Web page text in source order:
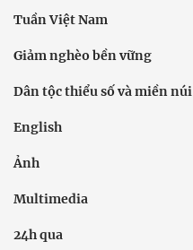
Tuần Việt Nam
Giảm nghèo bền vững
Dân tộc thiểu số và miền núi
English
Ảnh
Multimedia
24h qua